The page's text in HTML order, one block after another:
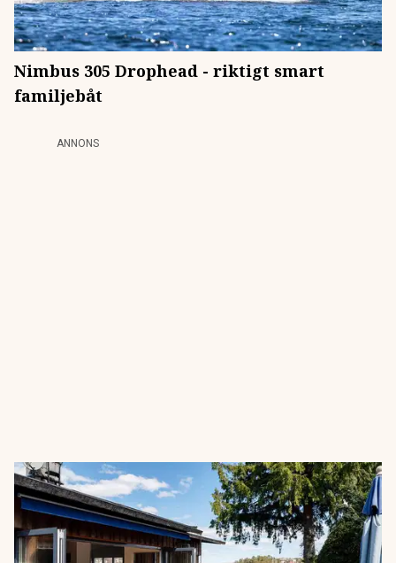
Nimbus 305 Drophead - riktigt smart
familjebåt
ANNONS